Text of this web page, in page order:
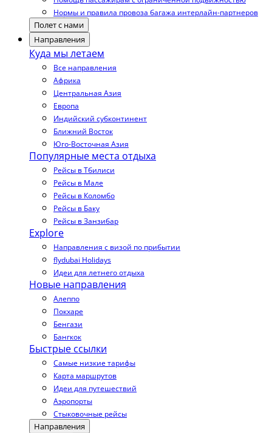
Нормы и правила провоза багажа интерлайн-партнеров
Полет с нами
Направления
Куда мы летаем
Все направления
Африка
Центральная Азия
Европа
Индийский субконтинент
Ближний Восток
Юго-Восточная Азия
Популярные места отдыха
Рейсы в Тбилиси
Рейсы в Мале
Рейсы в Коломбо
Рейсы в Баку
Рейсы в Занзибар
Explore
Направления с визой по прибытии
flydubai Holidays
Идеи для летнего отдыха
Новые направления
Алеппо
Покхаре
Бенгази
Бангкок
Быстрые ссылки
Самые низкие тарифы
Карта маршрутов
Идеи для путешествий
Аэропорты
Стыковочные рейсы
Направления